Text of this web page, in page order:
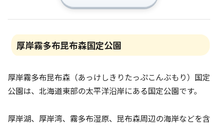
厚岸霧多布昆布森国定公園
厚岸霧多布昆布森（あっけしきりたっぷこんぶもり）国定
公園は、北海道東部の太平洋沿岸にある国定公園です。
厚岸湖、厚岸湾、霧多布湿原、昆布森周辺の海岸などを含